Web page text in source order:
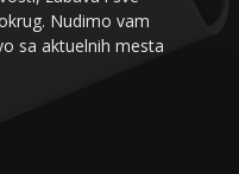
Nudimo vam
sa aktuelnih mesta